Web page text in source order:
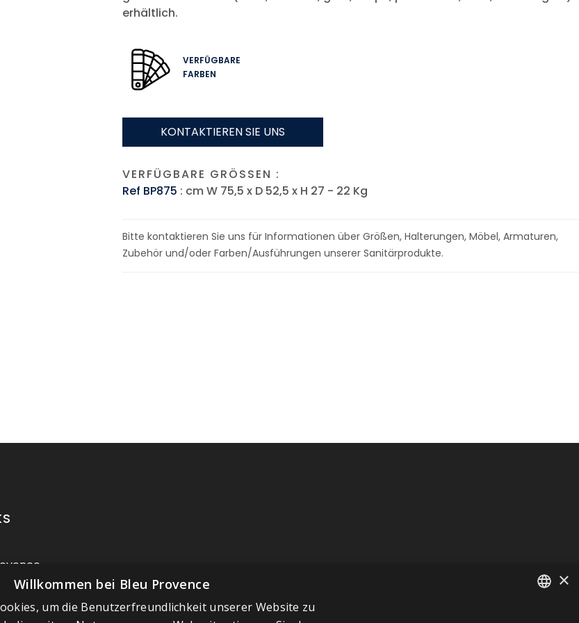
erhältlich.
VERFÜGBARE
FARBEN
KONTAKTIEREN SIE UNS
VERFÜGBARE GRÖSSEN :
Ref BP875 : cm W 75,5 x D 52,5 x H 27 - 22 Kg
Bitte kontaktieren Sie uns für Informationen über Größen, Halterungen, Möbel, Armaturen,
Zubehör und/oder Farben/Ausführungen unserer Sanitärprodukte.
×
Willkommen bei Bleu Provence
um die Benutzerfreundlichkeit unserer Website zu